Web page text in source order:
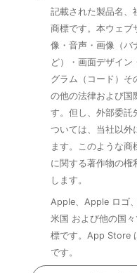
記載された製品名、
商標です。本ウェブ
像・音声・画像（バ
ど）・画面デザイン
グラム（コード）そ
の他の法律および国
す。但し、外部委託
ついては、当社以外
ます。このような
に関する著作物の権
します。
Apple、Apple ロゴ
米国 および他の国
標です。App Store
です。